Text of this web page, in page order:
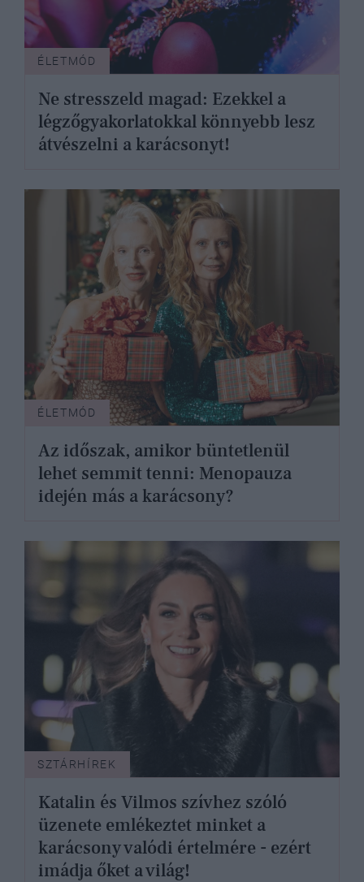
ÉLETMÓD
Ne stresszeld magad: Ezekkel a
légzőgyakorlatokkal könnyebb lesz
átvészelni a karácsonyt!
ÉLETMÓD
Az időszak, amikor büntetlenül
lehet semmit tenni: Menopauza
idején más a karácsony?
SZTÁRHÍREK
Katalin és Vilmos szívhez szóló
üzenete emlékeztet minket a
karácsony valódi értelmére - ezért
imádja őket a világ!